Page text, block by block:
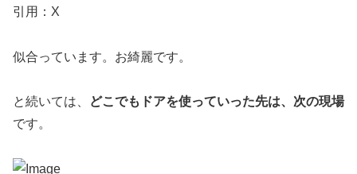
引用：X
似合っています。お綺麗です。
と続いては、
どこでもドアを使っていった先は、次の現場
です。